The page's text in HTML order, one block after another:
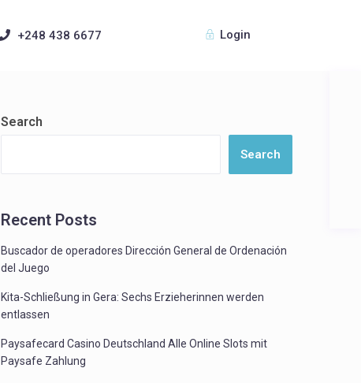
Login
+248 438 6677
Search
Search
Recent Posts
Buscador de operadores Dirección General de Ordenación
del Juego
Kita-Schließung in Gera: Sechs Erzieherinnen werden
entlassen
Paysafecard Casino Deutschland Alle Online Slots mit
Paysafe Zahlung